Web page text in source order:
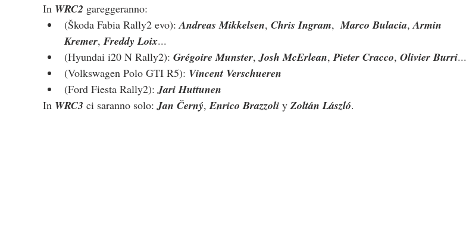
In WRC2 gareggeranno:
(Škoda Fabia Rally2 evo): Andreas Mikkelsen, Chris Ingram, Marco Bulacia, Armin
Kremer, Freddy Loix...
(Hyundai i20 N Rally2): Grégoire Munster, Josh McErlean, Pieter Cracco, Olivier Burri...
(Volkswagen Polo GTI R5): Vincent Verschueren
(Ford Fiesta Rally2): Jari Huttunen
In WRC3 ci saranno solo: Jan Černý, Enrico Brazzoli y Zoltán László.